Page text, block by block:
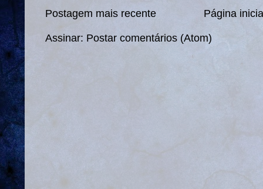
Postagem mais recente Página
Assinar: Postar comentários (Atom)